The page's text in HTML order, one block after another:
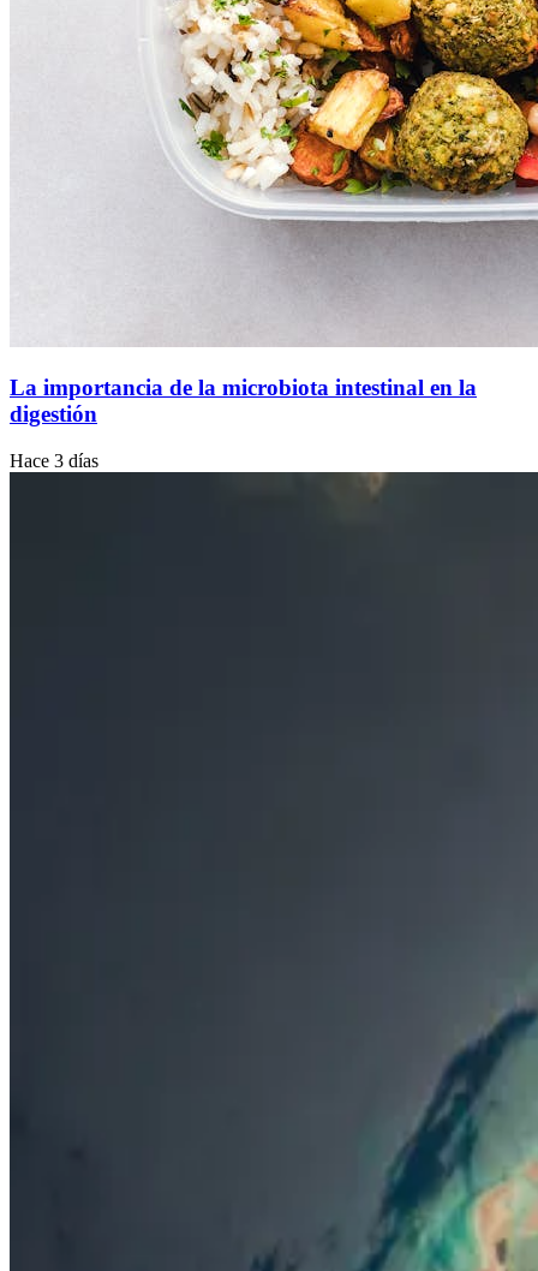
La importancia de la microbiota intestinal en la
digestión
Hace 3 días